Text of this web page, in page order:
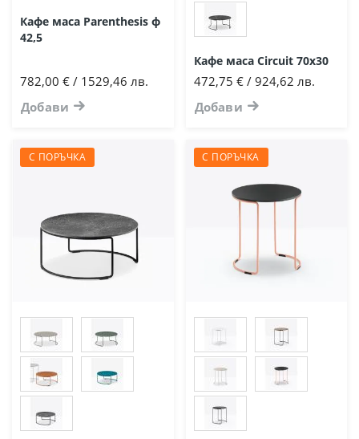
Кафе маса Parenthesis ф
42,5
782,00 € / 1529,46 лв.
Добави
Кафе маса Circuit 70х30
472,75 € / 924,62 лв.
Добави
С ПОРЪЧКА С ПОРЪЧКА